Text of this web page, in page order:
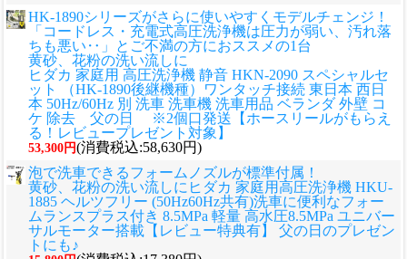
HK-1890シリーズがさらに使いやすくモデルチェンジ！
「コードレス・充電式高圧洗浄機は圧力が弱い、汚れ落
ちも悪い‥」とご不満の方におススメの1台
黄砂、花粉の洗い流しに
ヒダカ 家庭用 高圧洗浄機 静音 HKN-2090 スペシャルセ
ット （HK-1890後継機種）ワンタッチ接続 東日本 西日
本 50Hz/60Hz 別 洗車 洗車機 洗車用品 ベランダ 外壁 コ
ケ 除去 父の日 ※2個口発送【ホースリールがもらえ
る！レビュープレゼント対象】
53,300円(消費税込:58,630円)
泡で洗車できるフォームノズルが標準付属！
黄砂、花粉の洗い流しに ヒダカ 家庭用高圧洗浄機 HKU-
1885 ヘルツフリー (50Hz60Hz共有)洗車に便利なフォー
ムランスプラス付き 8.5MPa 軽量 高水圧8.5MPa ユニバー
サルモーター搭載【レビュー特典有】 父の日のプレゼン
トにも♪